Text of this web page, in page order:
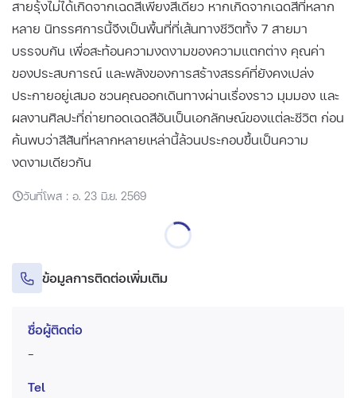
สายรุ้งไม่ได้เกิดจากเฉดสีเพียงสีเดียว หากเกิดจากเฉดสีที่หลาก
หลาย นิทรรศการนี้จึงเป็นพื้นที่ที่เส้นทางชีวิตทั้ง 7 สายมา
บรรจบกัน เพื่อสะท้อนความงดงามของความแตกต่าง คุณค่า
ของประสบการณ์ และพลังของการสร้างสรรค์ที่ยังคงเปล่ง
ประกายอยู่เสมอ ชวนคุณออกเดินทางผ่านเรื่องราว มุมมอง และ
ผลงานศิลปะที่ถ่ายทอดเฉดสีอันเป็นเอกลักษณ์ของแต่ละชีวิต ก่อน
ค้นพบว่าสีสันที่หลากหลายเหล่านี้ล้วนประกอบขึ้นเป็นความ
งดงามเดียวกัน
วันที่โพส : อ. 23 มิ.ย. 2569
ข้อมูลการติดต่อเพิ่มเติม
ชื่อผู้ติดต่อ
-
Tel